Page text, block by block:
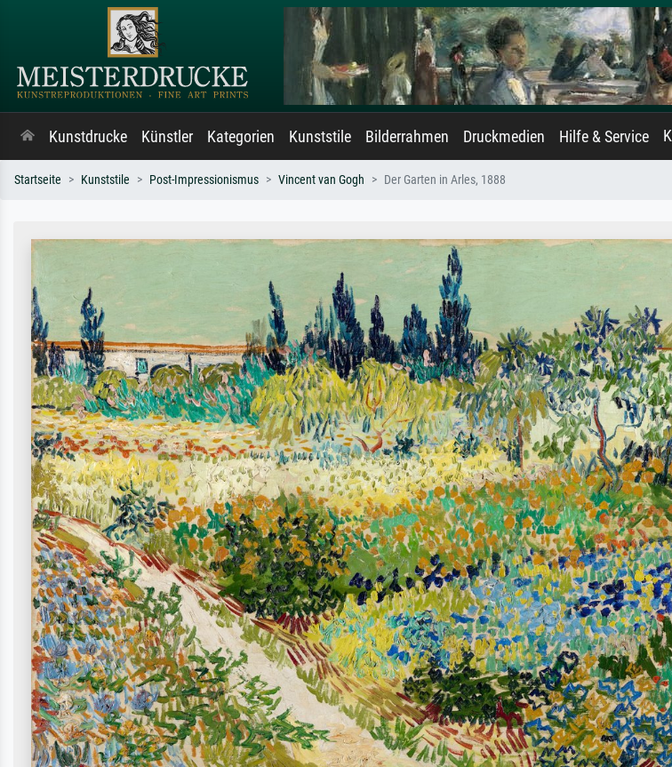
Kunstdrucke Künstler Kategorien Kunststile Bilderrahmen Druckmedien Hilfe & Service
Startseite Kunststile Post-Impressionismus Vincent van Gogh Der Garten in Arles, 1888